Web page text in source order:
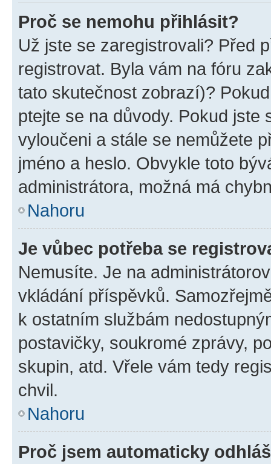
Proč se nemohu přihlásit?
Už jste se zaregistrovali? Před
registrovat. Byla vám na fóru
tato skutečnost zobrazí)?
ptejte se na důvody. Pokud jste
vyloučeni a stále se nemůžete
jméno a heslo. Obvykle toto
administrátora, možná má
Nahoru
Je vůbec potřeba se
Nemusíte. Je na
vkládání příspěvků.
k ostatním službám
postavičky, soukromé zprávy,
skupin, atd. Vřele vám tedy
chvil.
Nahoru
Proč jsem automaticky